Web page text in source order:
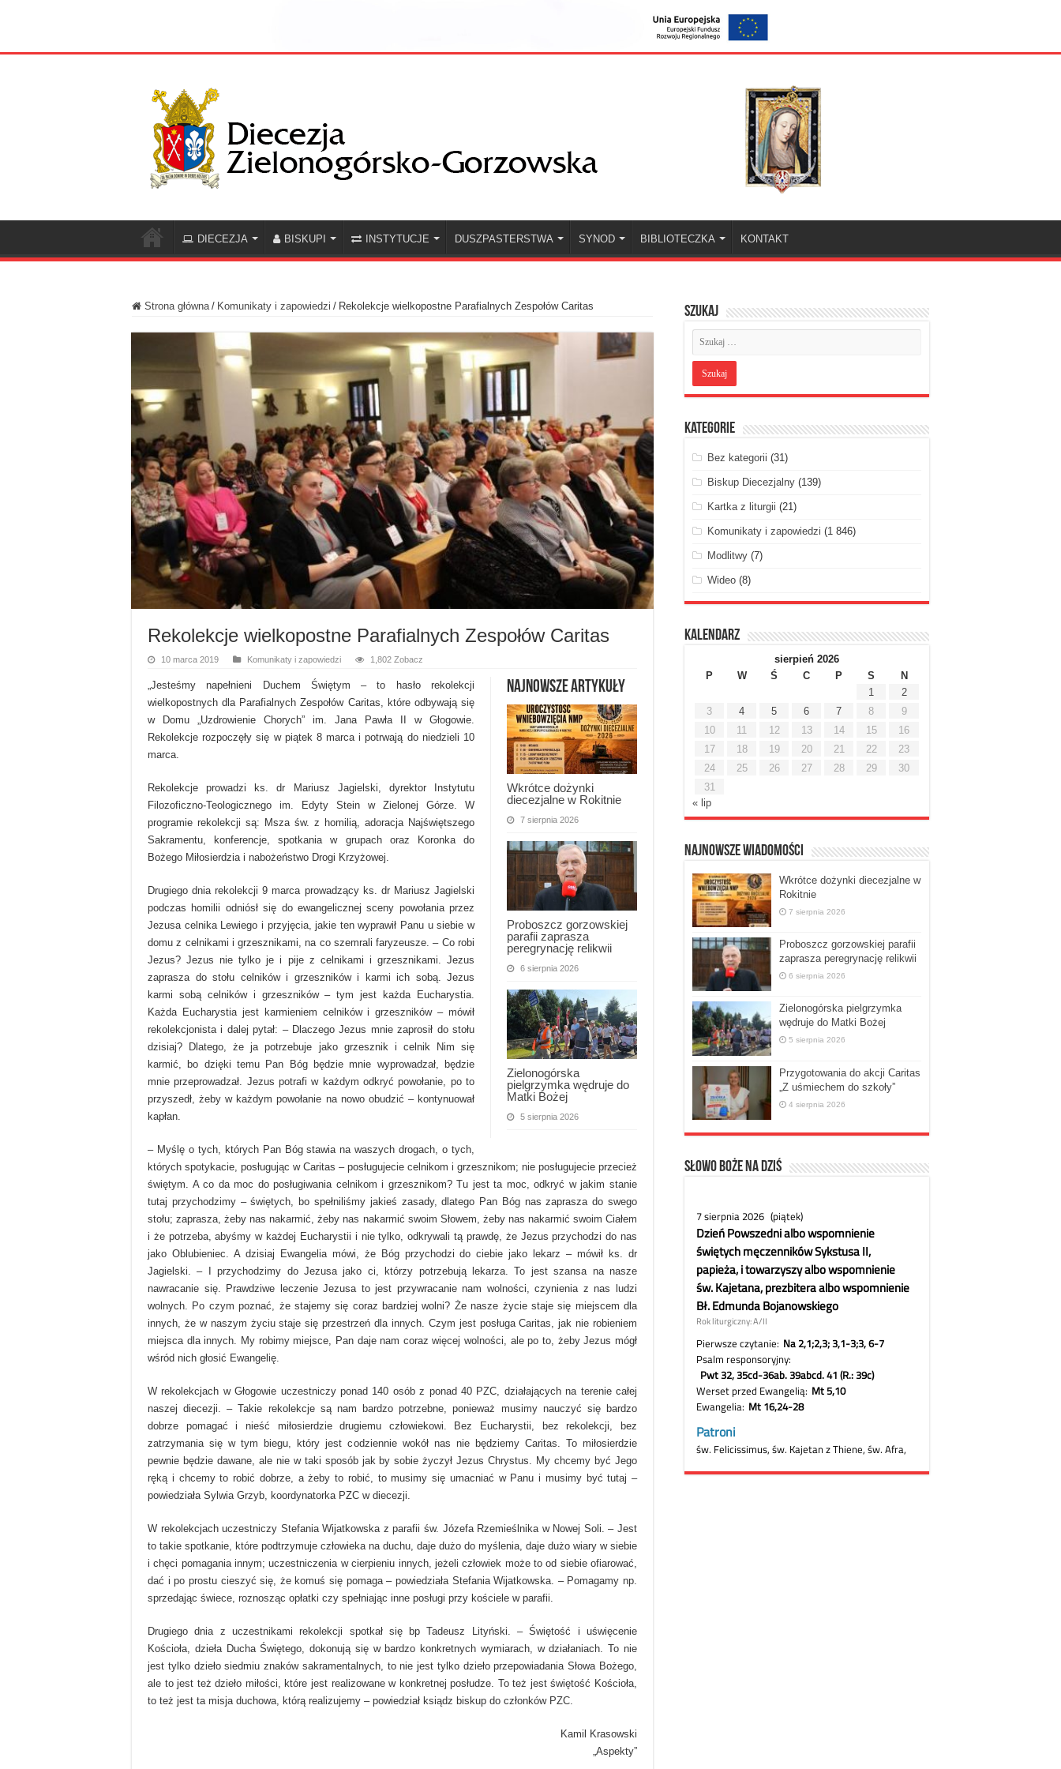
DIECEZJA BISKUPI INSTYTUCJE DUSZPASTERSTWA SYNOD BIBLIOTECZKA KONTAKT
Strona główna / Komunikaty i zapowiedzi / Rekolekcje wielkopostne Parafialnych Zespołów Caritas
Rekolekcje wielkopostne Parafialnych Zespołów Caritas
10 marca 2019 Komunikaty i zapowiedzi 1,802 Zobacz
Najnowsze artykuły
Wkrótce dożynki
diecezjalne w Rokitnie
7 sierpnia 2026
Proboszcz gorzowskiej
parafii zaprasza
peregrynację relikwii
6 sierpnia 2026
Zielonogórska
pielgrzymka wędruje do
Matki Bożej
5 sierpnia 2026
„Jesteśmy napełnieni Duchem Świętym – to hasło rekolekcji
wielkopostnych dla Parafialnych Zespołów Caritas, które odbywają się
w Domu „Uzdrowienie Chorych” im. Jana Pawła II w Głogowie.
Rekolekcje rozpoczęły się w piątek 8 marca i potrwają do niedzieli 10
marca.
Rekolekcje prowadzi ks. dr Mariusz Jagielski, dyrektor Instytutu
Filozoficzno-Teologicznego im. Edyty Stein w Zielonej Górze. W
programie rekolekcji są: Msza św. z homilią, adoracja Najświętszego
Sakramentu, konferencje, spotkania w grupach oraz Koronka do
Bożego Miłosierdzia i nabożeństwo Drogi Krzyżowej.
Drugiego dnia rekolekcji 9 marca prowadzący ks. dr Mariusz Jagielski
podczas homilii odniósł się do ewangelicznej sceny powołania przez
Jezusa celnika Lewiego i przyjęcia, jakie ten wyprawił Panu u siebie w
domu z celnikami i grzesznikami, na co szemrali faryzeusze. – Co robi
Jezus? Jezus nie tylko je i pije z celnikami i grzesznikami. Jezus
zaprasza do stołu celników i grzeszników i karmi ich sobą. Jezus
karmi sobą celników i grzeszników – tym jest każda Eucharystia.
Każda Eucharystia jest karmieniem celników i grzeszników – mówił
rekolekcjonista i dalej pytał: – Dlaczego Jezus mnie zaprosił do stołu
dzisiaj? Dlatego, że ja potrzebuje jako grzesznik i celnik Nim się
karmić, bo dzięki temu Pan Bóg będzie mnie wyprowadzał, będzie
mnie przeprowadzał. Jezus potrafi w każdym odkryć powołanie, po to
przyszedł, żeby w każdym powołanie na nowo obudzić – kontynuował
kapłan.
– Myślę o tych, których Pan Bóg stawia na waszych drogach, o tych,
których spotykacie, posługując w Caritas – posługujecie celnikom i grzesznikom; nie posługujecie przecież
świętym. A co da moc do posługiwania celnikom i grzesznikom? Tu jest ta moc, odkryć w jakim stanie
tutaj przychodzimy – świętych, bo spełniliśmy jakieś zasady, dlatego Pan Bóg nas zaprasza do swego
stołu; zaprasza, żeby nas nakarmić, żeby nas nakarmić swoim Słowem, żeby nas nakarmić swoim Ciałem
i że potrzeba, abyśmy w każdej Eucharystii i nie tylko, odkrywali tą prawdę, że Jezus przychodzi do nas
jako Oblubieniec. A dzisiaj Ewangelia mówi, że Bóg przychodzi do ciebie jako lekarz – mówił ks. dr
Jagielski. – I przychodzimy do Jezusa jako ci, którzy potrzebują lekarza. To jest szansa na nasze
nawracanie się. Prawdziwe leczenie Jezusa to jest przywracanie nam wolności, czynienia z nas ludzi
wolnych. Po czym poznać, że stajemy się coraz bardziej wolni? Że nasze życie staje się miejscem dla
innych, że w naszym życiu staje się przestrzeń dla innych. Czym jest posługa Caritas, jak nie robieniem
miejsca dla innych. My robimy miejsce, Pan daje nam coraz więcej wolności, ale po to, żeby Jezus mógł
wśród nich głosić Ewangelię.
W rekolekcjach w Głogowie uczestniczy ponad 140 osób z ponad 40 PZC, działających na terenie całej
naszej diecezji. – Takie rekolekcje są nam bardzo potrzebne, ponieważ musimy nauczyć się bardzo
dobrze pomagać i nieść miłosierdzie drugiemu człowiekowi. Bez Eucharystii, bez rekolekcji, bez
zatrzymania się w tym biegu, który jest codziennie wokół nas nie będziemy Caritas. To miłosierdzie
pewnie będzie dawane, ale nie w taki sposób jak by sobie życzył Jezus Chrystus. My chcemy być Jego
ręką i chcemy to robić dobrze, a żeby to robić, to musimy się umacniać w Panu i musimy być tutaj –
powiedziała Sylwia Grzyb, koordynatorka PZC w diecezji.
W rekolekcjach uczestniczy Stefania Wijatkowska z parafii św. Józefa Rzemieślnika w Nowej Soli. – Jest
to takie spotkanie, które podtrzymuje człowieka na duchu, daje dużo do myślenia, daje dużo wiary w siebie
i chęci pomagania innym; uczestniczenia w cierpieniu innych, jeżeli człowiek może to od siebie ofiarować,
dać i po prostu cieszyć się, że komuś się pomaga – powiedziała Stefania Wijatkowska. – Pomagamy np.
sprzedając świece, roznosząc opłatki czy spełniając inne posługi przy kościele w parafii.
Drugiego dnia z uczestnikami rekolekcji spotkał się bp Tadeusz Lityński. – Świętość i uświęcenie
Kościoła, dzieła Ducha Świętego, dokonują się w bardzo konkretnych wymiarach, w działaniach. To nie
jest tylko dzieło siedmiu znaków sakramentalnych, to nie jest tylko dzieło przepowiadania Słowa Bożego,
ale to jest też dzieło miłości, które jest realizowane w konkretnej posłudze. To też jest świętość Kościoła,
to też jest ta misja duchowa, którą realizujemy – powiedział ksiądz biskup do członków PZC.
Kamil Krasowski
„Aspekty”
Szukaj
Kategorie
Bez kategorii (31)
Biskup Diecezjalny(139)
Kartka z liturgii (21)
Komunikaty i zapowiedzi (1 846)
Modlitwy(7)
Wideo(8)
Kalendarz
sierpień 2026
P
W Ś C P S
N
1
2
3
4 5 6 7 8
9
10
11 12 13 14 15
16
17
18 19 20 21 22
23
24
25 26 27 28 29
30
31
« lip
Najnowsze Wiadomości
Wkrótce dożynki diecezjalne w
Rokitnie
7 sierpnia 2026
Proboszcz gorzowskiej parafii
zaprasza peregrynację relikwii
6 sierpnia 2026
Zielonogórska pielgrzymka
wędruje do Matki Bożej
5 sierpnia 2026
Przygotowania do akcji Caritas
„Z uśmiechem do szkoły”
4 sierpnia 2026
Słowo Boże na dziś